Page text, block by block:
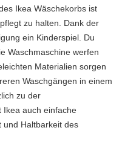
Ikea Wäschekorbs ist
zu halten. Dank der
ein Kinderspiel. Du
Waschmaschine werfen
Materialien sorgen
Waschgängen in einem
zu der
Ikea auch einfache
und Haltbarkeit des